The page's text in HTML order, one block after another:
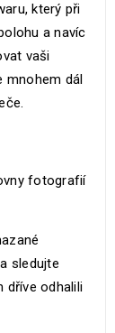
který při
a navíc
vaši
mnohem dál
fotografií
sledujte
dříve odhalili